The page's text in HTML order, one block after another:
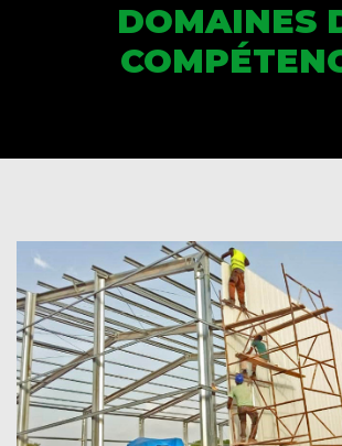
DOMAINES